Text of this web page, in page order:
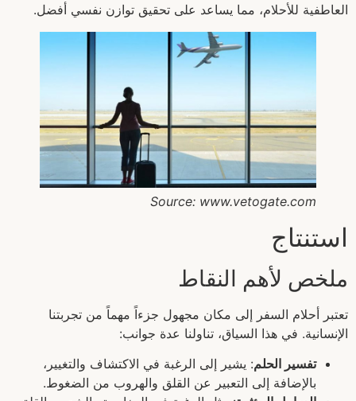
العاطفية للأحلام، مما يساعد على تحقيق توازن نفسي أفضل.
Source: www.vetogate.com
استنتاج
ملخص لأهم النقاط
تعتبر أحلام السفر إلى مكان مجهول جزءاً مهماً من تجربتنا
الإنسانية. في هذا السياق، تناولنا عدة جوانب:
تفسير الحلم: يشير إلى الرغبة في الاكتشاف والتغيير،
بالإضافة إلى التعبير عن القلق والهروب من الضغوط.